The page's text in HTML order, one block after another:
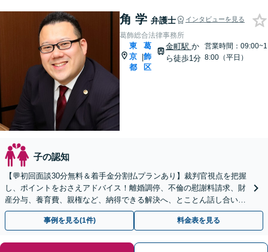
角 学 弁護士 インタビューを見る
葛飾総合法律事務所
東
京
都
|
葛
飾
区
金町駅 か
ら徒歩1分
営業時間：09:00~1
8:00（平日）
子の認知
【💬初回面談30分無料＆着手金分割払プランあり】裁判官視点を把握
し、ポイントをおさえアドバイス！離婚調停、不倫の慰謝料請求、財
産分与、養育費、親権など、納得できる解決へ、とことん話し合いま
しょう！【著書・セミナー実績多数】【子連れ相談可】
事例を見る(1件) 料金表を見る